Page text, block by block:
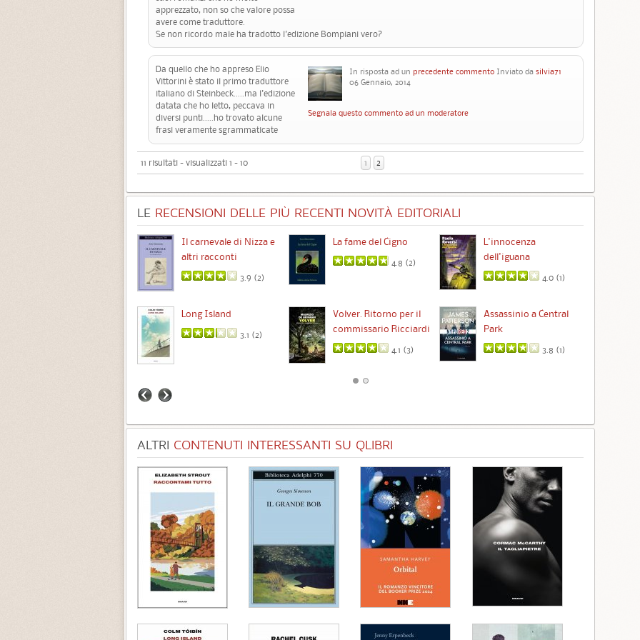
apprezzato, non so che valore possa
avere come traduttore.
Se non ricordo male ha tradotto l'edizione Bompiani vero?
In risposta ad un precedente commento Inviato dasilvia71
06 Gennaio, 2014
Segnala questo commento ad un moderatore
Da quello che ho appreso Elio
Vittorini è stato il primo traduttore
italiano di Steinbeck.....ma l'edizione
datata che ho letto, peccava in
diversi punti.....ho trovato alcune
frasi veramente sgrammaticate
11 risultati - visualizzati 1 - 10 1 2
LE RECENSIONI DELLE PIÙ RECENTI NOVITÀ EDITORIALI
Il carnevale di Nizza e
altri racconti
3.9 (2)
La fame del Cigno
4.8 (2)
L'innocenza
dell'iguana
4.0 (1)
Long Island
3.1 (2)
Volver. Ritorno per il
commissario Ricciardi
4.1 (3)
Assassinio a Central
Park
3.8 (1)
ALTRI CONTENUTI INTERESSANTI SU QLIBRI